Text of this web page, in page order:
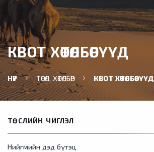
КВОТ ХӨТӨЛБӨРҮҮД
НҮҮР ТӨСӨЛ, ХӨТӨЛБӨР КВОТ ХӨТӨЛБӨРҮҮД
ТӨСЛИЙН ЧИГЛЭЛ
Нийгмийн дэд бүтэц